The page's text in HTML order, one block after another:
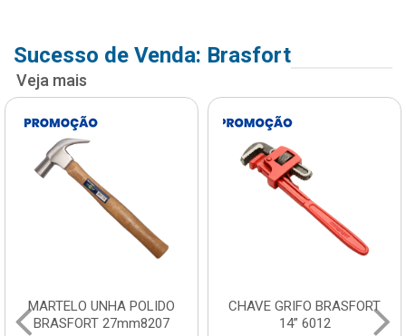
Sucesso de Venda: Brasfort
Veja mais
MARTELO UNHA POLIDO
BRASFORT 27mm8207
CHAVE GRIFO BRASFORT
14” 6012